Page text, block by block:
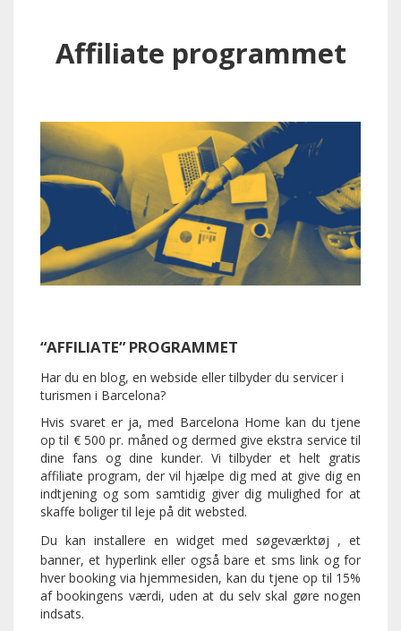
Affiliate programmet
“AFFILIATE” PROGRAMMET
Har du en blog, en webside eller tilbyder du servicer i
turismen i Barcelona?
Hvis svaret er ja, med Barcelona Home kan du tjene
op til € 500 pr. måned og dermed give ekstra service til
dine fans og dine kunder. Vi tilbyder et helt gratis
affiliate program, der vil hjælpe dig med at give dig en
indtjening og som samtidig giver dig mulighed for at
skaffe boliger til leje på dit websted.
Du kan installere en widget med søgeværktøj , et
banner, et hyperlink eller også bare et sms link og for
hver booking via hjemmesiden, kan du tjene op til 15%
af bookingens værdi, uden at du selv skal gøre nogen
indsats.